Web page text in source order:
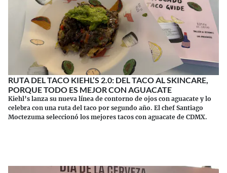
RUTA DEL TACO KIEHL’S 2.0: DEL TACO AL SKINCARE,
PORQUE TODO ES MEJOR CON AGUACATE
Kiehl’s lanza su nueva línea de contorno de ojos con aguacate y lo
celebra con una ruta del taco por segundo año. El chef Santiago
Moctezuma seleccionó los mejores tacos con aguacate de CDMX.